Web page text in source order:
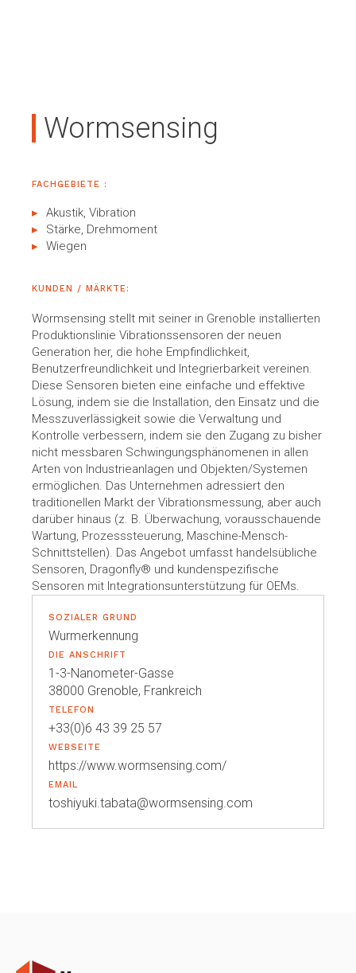
Wormsensing
FACHGEBIETE :
Akustik, Vibration
Stärke, Drehmoment
Wiegen
KUNDEN / MÄRKTE:
Wormsensing stellt mit seiner in Grenoble installierten
Produktionslinie Vibrationssensoren der neuen
Generation her, die hohe Empfindlichkeit,
Benutzerfreundlichkeit und Integrierbarkeit vereinen.
Diese Sensoren bieten eine einfache und effektive
Lösung, indem sie die Installation, den Einsatz und die
Messzuverlässigkeit sowie die Verwaltung und
Kontrolle verbessern, indem sie den Zugang zu bisher
nicht messbaren Schwingungsphänomenen in allen
Arten von Industrieanlagen und Objekten/Systemen
ermöglichen. Das Unternehmen adressiert den
traditionellen Markt der Vibrationsmessung, aber auch
darüber hinaus (z. B. Überwachung, vorausschauende
Wartung, Prozesssteuerung, Maschine-Mensch-
Schnittstellen). Das Angebot umfasst handelsübliche
Sensoren, Dragonfly® und kundenspezifische
Sensoren mit Integrationsunterstützung für OEMs.
SOZIALER GRUND
Wurmerkennung
DIE ANSCHRIFT
1-3-Nanometer-Gasse
38000 Grenoble, Frankreich
TELEFON
+33(0)6 43 39 25 57
WEBSEITE
https://www.wormsensing.com/
EMAIL
toshiyuki.tabata@wormsensing.com